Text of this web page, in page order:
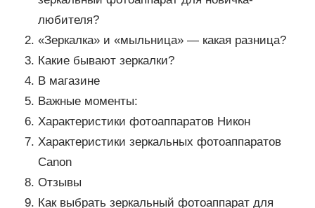
любителя?
«Зеркалка» и «мыльница» — какая разница?
Какие бывают зеркалки?
В магазине
Важные моменты:
Характеристики фотоаппаратов Никон
Характеристики зеркальных фотоаппаратов
Canon
Отзывы
Как выбрать зеркальный фотоаппарат для